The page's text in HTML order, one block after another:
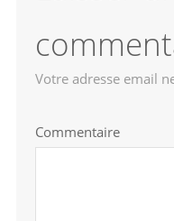
Votre adresse email
Commentaire